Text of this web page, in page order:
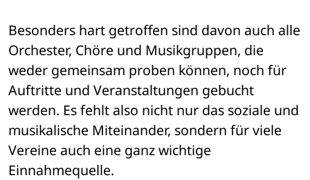
Besonders hart getroffen sind davon auch alle
Orchester, Chöre und Musikgruppen, die
weder gemeinsam proben können, noch für
Auftritte und Veranstaltungen gebucht
werden. Es fehlt also nicht nur das soziale und
musikalische Miteinander, sondern für viele
Vereine auch eine ganz wichtige
Einnahmequelle.